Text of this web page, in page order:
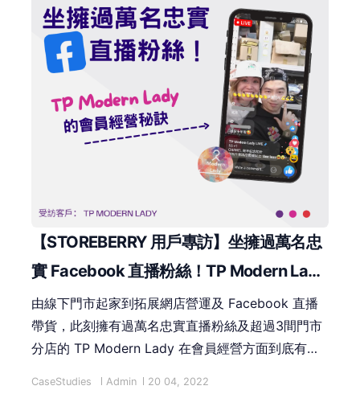
【STOREBERRY 用戶專訪】坐擁過萬名忠
實 Facebook 直播粉絲！TP Modern Lady
的會員經營秘訣
由線下門市起家到拓展網店營運及 Facebook 直播
帶貨，此刻擁有過萬名忠實直播粉絲及超過3間門市
分店的 TP Modern Lady 在會員經營方面到底有甚
CaseStudies Admin 20 04, 2022